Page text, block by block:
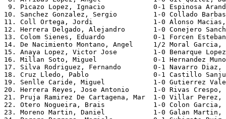
9. Picazo Lopez, Ignacio            0-1 Espinosa
10. Sanchez Gonzalez, Sergio         1-0 Collado
11. Coll Ortega, Jordi               1-0 Alonso
12. Herrera Delgado, Alejandro       1-0 Conejero
13. Colom Sienes, Eduardo            0-1 Forcen
14. De Nacimiento Montano, Angel     1/2 Moral Garcia,
15. Anaya Lopez, Victor Jose         1-0 Benarque
16. Millan Soto, Miguel              0-1 Hernandez
17. Silva Rodriguez, Fernando        0-1 Navarro Diaz,
18. Cruz Lledo, Pablo                0-1 Castillo
19. Senlle Caride, Miguel            1-0 Gutierrez
20. Herrera Reyes, Jose Antonio      1-0 Rivas Crespo,
21. Pruja Ramirez De Cartagena, Mar  1-0 Villar Perez,
22. Otero Nogueira, Brais            1-0 Colon Garcia,
23. Moreno Martin, Daniel            1-0 Galan Martin,